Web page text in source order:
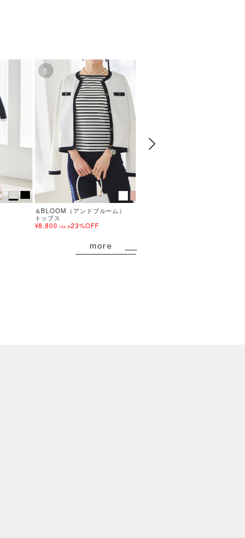
5
＆BLOOM（アンドブルーム）
トップス
¥8,800 tax in23%OFF
more